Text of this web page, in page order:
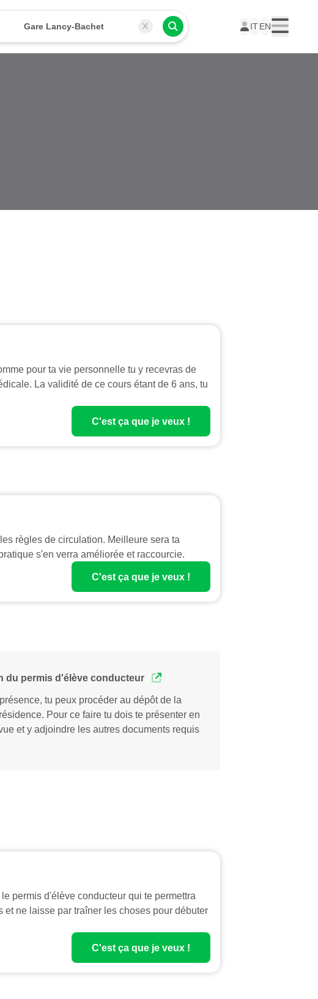
Gare Lancy-Bachet ITEN
pour ta vie personnelle tu y recevras de
La validité de ce cours étant de 6 ans, tu
C'est ça que je veux !
règles de circulation. Meilleure sera ta
s'en verra améliorée et raccourcie.
C'est ça que je veux !
du permis d'élève conducteur
tu peux procéder au dépôt de la
Pour ce faire tu dois te présenter en
et y adjoindre les autres documents requis
permis d'élève conducteur qui te permettra
ne laisse par traîner les choses pour débuter
C'est ça que je veux !